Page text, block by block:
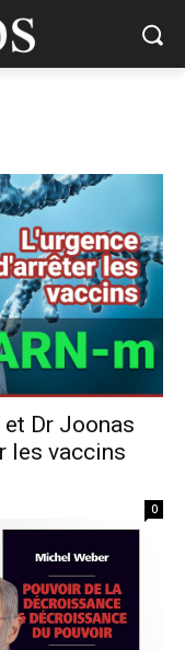
Dr Joonas
les vaccins
0